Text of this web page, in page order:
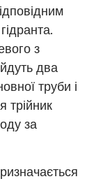
з
два
труби і
трійник
за